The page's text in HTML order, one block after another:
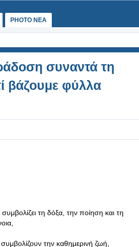
PHOTO NEA
συναντά τη
βάζουμε φύλλα
τη δόξα, την ποίηση και τη
την καθημερινή ζωή,